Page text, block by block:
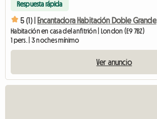
Respuesta rápida
5 (1) | Encantadora Habitación Doble Grande
Habitación en casa del anfitrión | London (E9 7BZ)
1 pers. | 3 noches mínimo
Ver anuncio